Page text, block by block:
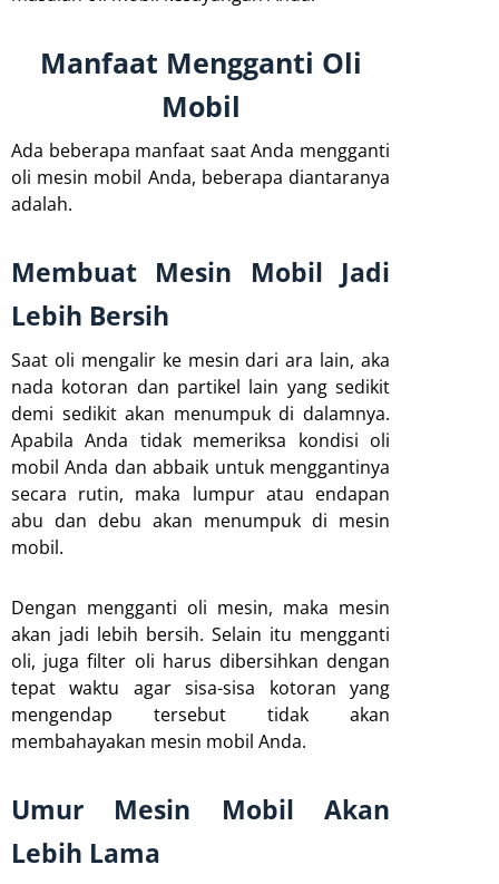
Manfaat Mengganti Oli
Mobil
Ada beberapa manfaat saat Anda mengganti
oli mesin mobil Anda, beberapa diantaranya
adalah.
Membuat Mesin Mobil Jadi
Lebih Bersih
Saat oli mengalir ke mesin dari ara lain, aka
nada kotoran dan partikel lain yang sedikit
demi sedikit akan menumpuk di dalamnya.
Apabila Anda tidak memeriksa kondisi oli
mobil Anda dan abbaik untuk menggantinya
secara rutin, maka lumpur atau endapan
abu dan debu akan menumpuk di mesin
mobil.
Dengan mengganti oli mesin, maka mesin
akan jadi lebih bersih. Selain itu mengganti
oli, juga filter oli harus dibersihkan dengan
tepat waktu agar sisa-sisa kotoran yang
mengendap tersebut tidak akan
membahayakan mesin mobil Anda.
Umur Mesin Mobil Akan
Lebih Lama